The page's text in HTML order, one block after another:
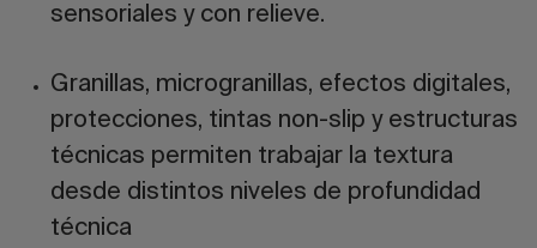
sensoriales y con relieve.
Granillas, microgranillas, efectos digitales,
protecciones, tintas non-slip y estructuras
técnicas permiten trabajar la textura
desde distintos niveles de profundidad
técnica